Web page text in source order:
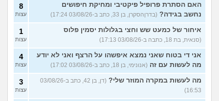
האם הסתרת פרופיל פיקטיבי ומחיקת חיפושים
נחשב בגידה? (בדרןהסקרן, בן 33, כתב ב-03/08/26 17:24)
8
עצות
איחור של כמעט שש וחצי בגלולות יסמין פלוס
(סנאית, בת 18, כתבה ב-03/08/26 17:13)
1
עצות
אני די בטוח שאני נמצא איפשהו על הרצף ואני לא יודע
מה לעשות עם זה (אנונימי, בן 18, כתב ב-03/08/26 17:02)
4
עצות
מה לעשות במקרה המוזר שלי?
(דן, בן 42, כתב ב-03/08/26
16:53)
3
עצות